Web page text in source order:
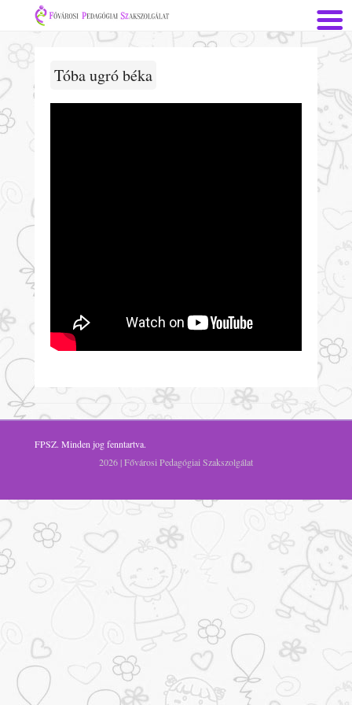
Tóba ugró béka
FPSZ. Minden jog fenntartva.
2026 | Fővárosi Pedagógiai Szakszolgálat